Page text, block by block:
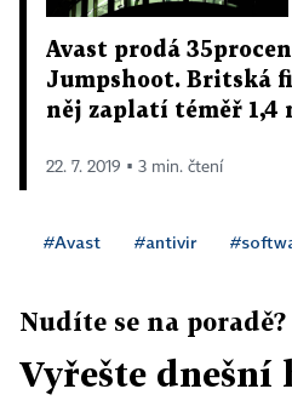
Avast prodá
Jumpshoot. Britská
něj zaplatí téměř
22. 7. 2019 ▪ 3 min. čtení
#Avast #antivir
Nudíte se na poradě?
Vyřešte dnešní